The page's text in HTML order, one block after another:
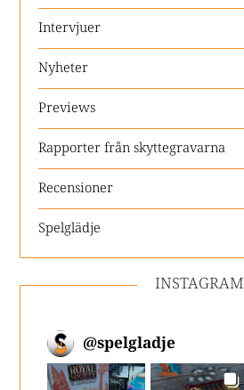
Intervjuer
Nyheter
Previews
Rapporter från skyttegravarna
Recensioner
Spelglädje
INSTAGRAM
@spelgladje